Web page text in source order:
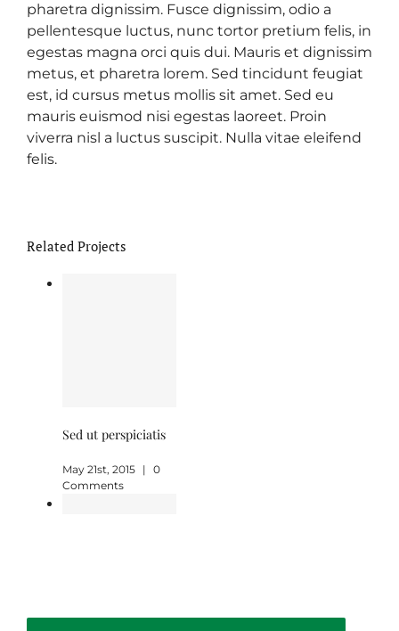
pharetra dignissim. Fusce dignissim, odio a
pellentesque luctus, nunc tortor pretium felis, in
egestas magna orci quis dui. Mauris et dignissim
metus, et pharetra lorem. Sed tincidunt feugiat
est, id cursus metus mollis sit amet. Sed eu
mauris euismod nisi egestas laoreet. Proin
viverra nisl a luctus suscipit. Nulla vitae eleifend
felis.
Related Projects
Sed ut perspiciatis
May 21st, 2015 | 0
Comments